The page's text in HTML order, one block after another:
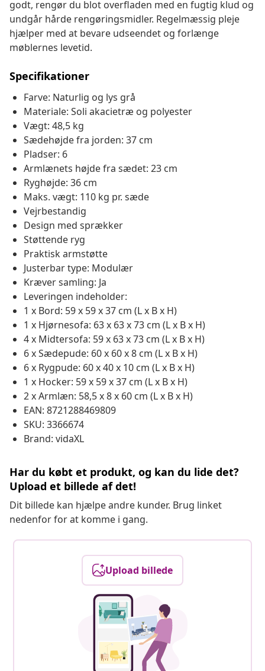
godt, rengør du blot overfladen med en fugtig klud og
undgår hårde rengøringsmidler. Regelmæssig pleje
hjælper med at bevare udseendet og forlænge
møblernes levetid.
Specifikationer
Farve: Naturlig og lys grå
Materiale: Soli akacietræ og polyester
Vægt: 48,5 kg
Sædehøjde fra jorden: 37 cm
Pladser: 6
Armlænets højde fra sædet: 23 cm
Ryghøjde: 36 cm
Maks. vægt: 110 kg pr. sæde
Vejrbestandig
Design med sprækker
Støttende ryg
Praktisk armstøtte
Justerbar type: Modulær
Kræver samling: Ja
Leveringen indeholder:
1 x Bord: 59 x 59 x 37 cm (L x B x H)
1 x Hjørnesofa: 63 x 63 x 73 cm (L x B x H)
4 x Midtersofa: 59 x 63 x 73 cm (L x B x H)
6 x Sædepude: 60 x 60 x 8 cm (L x B x H)
6 x Rygpude: 60 x 40 x 10 cm (L x B x H)
1 x Hocker: 59 x 59 x 37 cm (L x B x H)
2 x Armlæn: 58,5 x 8 x 60 cm (L x B x H)
EAN: 8721288469809
SKU: 3366674
Brand: vidaXL
Har du købt et produkt, og kan du lide det?
Upload et billede af det!
Dit billede kan hjælpe andre kunder. Brug linket
nedenfor for at komme i gang.
Upload billede